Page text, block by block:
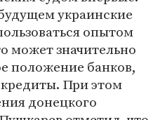
украинские
опытом
может значительно
положение банков,
При этом
донецкого